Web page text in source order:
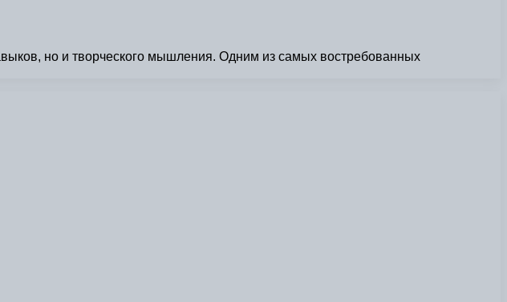
но и творческого мышления. Одним из самых востребованных